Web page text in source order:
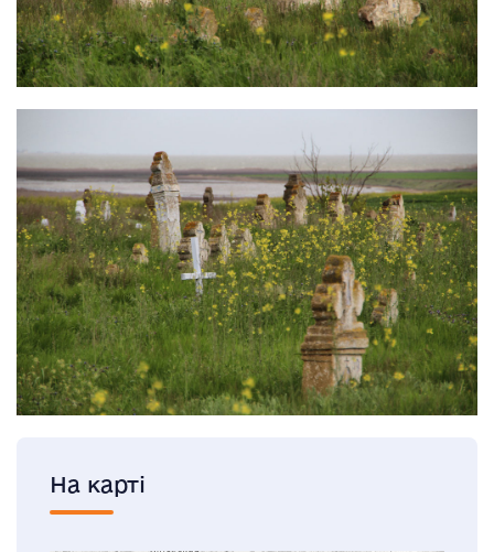
На карті